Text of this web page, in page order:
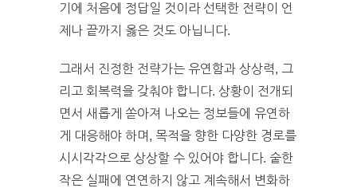
기에 처음에 정답일 것이라 선택한 전략이 언
제나 끝까지 옳은 것도 아닙니다.
그래서 진정한 전략가는 유연함과 상상력, 그
리고 회복력을 갖춰야 합니다. 상황이 전개되
면서 새롭게 쏟아져 나오는 정보들에 유연하
게 대응해야 하며, 목적을 향한 다양한 경로를
시시각각으로 상상할 수 있어야 합니다. 숱한
작은 실패에 연연하지 않고 계속해서 변화하